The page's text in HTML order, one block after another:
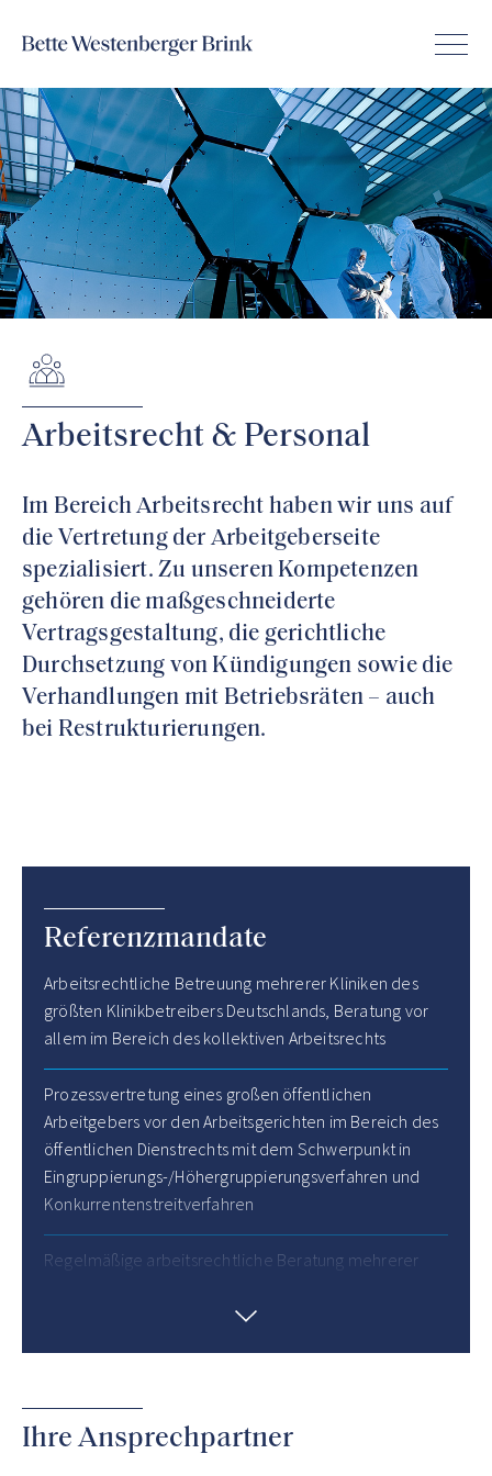
Arbeitsrecht & Personal
Im Bereich Arbeitsrecht haben wir uns auf
die Vertretung der Arbeitgeberseite
spezialisiert. Zu unseren Kompetenzen
gehören die maßgeschneiderte
Vertragsgestaltung, die gerichtliche
Durchsetzung von Kündigungen sowie die
Verhandlungen mit Betriebsräten – auch
bei Restrukturierungen.
Referenzmandate
Arbeitsrechtliche Betreuung mehrerer Kliniken des
größten Klinikbetreibers Deutschlands, Beratung vor
allem im Bereich des kollektiven Arbeitsrechts
Prozessvertretung eines großen öffentlichen
Arbeitgebers vor den Arbeitsgerichten im Bereich des
öffentlichen Dienstrechts mit dem Schwerpunkt in
Eingruppierungs-/Höhergruppierungsverfahren und
Konkurrentenstreitverfahren
Regelmäßige arbeitsrechtliche Beratung mehrerer
Konzerns im gesamten Arbeitsrecht, einschließlich des
Regelmäßige arbeitsrechtliche Beratung und
Ihre Ansprechpartner